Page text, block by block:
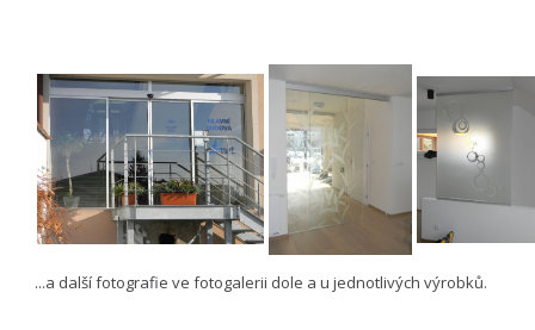
...a další fotografie ve fotogalerii dole a u jednotlivých výrobků.